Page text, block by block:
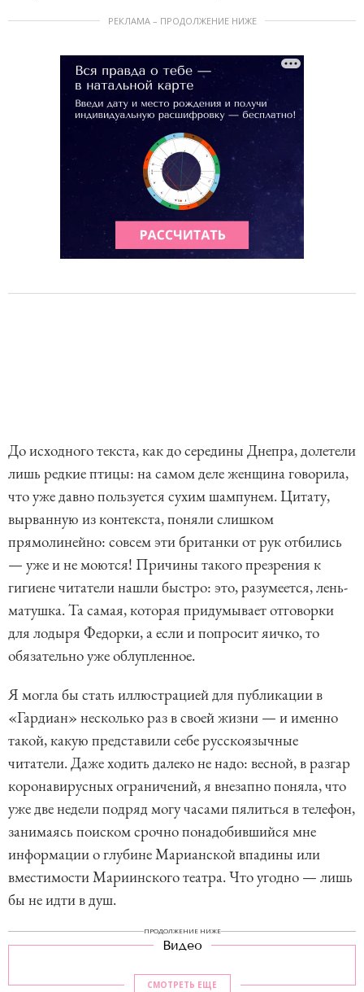
РЕКЛАМА – ПРОДОЛЖЕНИЕ НИЖЕ
До исходного текста, как до середины Днепра, долетели
лишь редкие птицы: на самом деле женщина говорила,
что уже давно пользуется сухим шампунем. Цитату,
вырванную из контекста, поняли слишком
прямолинейно: совсем эти британки от рук отбились
— уже и не моются! Причины такого презрения к
гигиене читатели нашли быстро: это, разумеется, лень-
матушка. Та самая, которая придумывает отговорки
для лодыря Федорки, а если и попросит яичко, то
обязательно уже облупленное.
Я могла бы стать иллюстрацией для публикации в
«Гардиан» несколько раз в своей жизни — и именно
такой, какую представили себе русскоязычные
читатели. Даже ходить далеко не надо: весной, в разгар
коронавирусных ограничений, я внезапно поняла, что
уже две недели подряд могу часами пялиться в телефон,
занимаясь поиском срочно понадобившийся мне
информации о глубине Марианской впадины или
вместимости Мариинского театра. Что угодно — лишь
бы не идти в душ.
ПРОДОЛЖЕНИЕ НИЖЕ
Видео
СМОТРЕТЬ ЕЩЕ